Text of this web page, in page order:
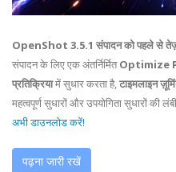
OpenShot 3.5.1 संपादन को पहले से
संपादन के लिए एक अंतर्निर्मितOptimize
प्रतिक्रियामें सुधार करता है,टाइमलाइन
महत्वपूर्ण सुधारों और उपयोगिता सुधारों की
अभी डाउनलोड करें!
पढ़ना जारी रखें